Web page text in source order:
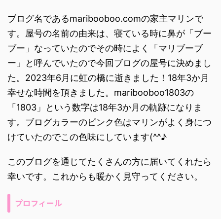
ブログ名であるmaribooboo.comの家主マリンで
す。屋号の名前の由来は、寝ている時に鼻が「ブー
ブー」なっていたのでその時によく「マリブーブ
ー」と呼んでいたので今回ブログの屋号に決めまし
た。2023年6月に虹の橋に逝きました！18年3か月
幸せな時間を頂きました。maribooboo1803の
「1803」という数字は18年3か月の軌跡になりま
す。ブログカラーのピンク色はマリンがよく身につ
けていたのでこの色味にしています(^^♪
このブログを通じてたくさんの方に届いてくれたら
幸いです。これからも暖かく見守ってください。
プロフィール